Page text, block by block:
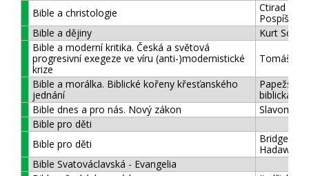
Bible a christologie
Ctirad
Pospíšil
Bible a dějiny
Kurt
Bible a moderní kritika. Česká a světová
progresivní exegeze ve víru (anti-)modernistické
krize
Tomáš
Bible a morálka. Biblické kořeny křesťanského
jednání
Papežská
biblická
Bible dnes a pro nás. Nový zákon
Slavomír
Bible pro děti
Bible pro děti
Bridget
Hadaway
Bible Svatováclavská - Evangelia